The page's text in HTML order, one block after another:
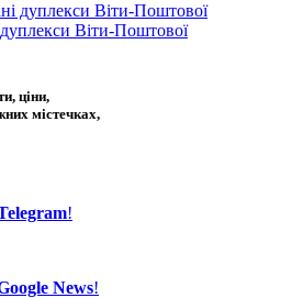
дуплекси Віти-Поштової
Віти-Поштової
ціни,
містечках,
!
News!